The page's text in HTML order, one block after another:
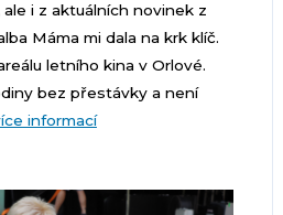
i z aktuálních novinek z
Máma mi dala na krk klíč.
letního kina v Orlové.
bez přestávky a není
informací